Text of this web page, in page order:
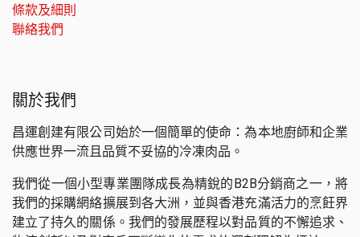
條款及細則
聯絡我們
關於我們
昌運創建有限公司始於一個簡單的使命：為本地廚師和企業
供應世界一流且品質不妥協的冷凍肉品。
我們從一個小型專業團隊成長為精銳的B2B分銷商之一，將
我們的採購網絡擴展到各大洲，並與香港充滿活力的烹飪界
建立了持久的關係。我們的發展歷程以對品質的不懈追求、